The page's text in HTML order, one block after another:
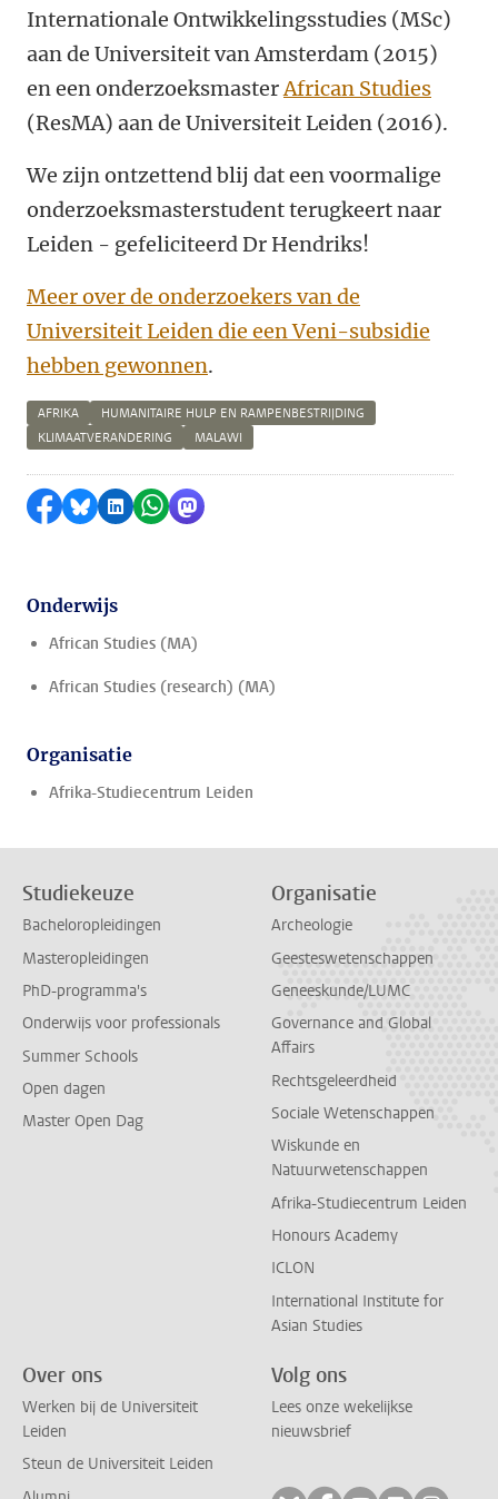
Internationale Ontwikkelingsstudies (MSc)
aan de Universiteit van Amsterdam (2015)
en een onderzoeksmasterAfrican Studies
(ResMA) aan de Universiteit Leiden (2016).
We zijn ontzettend blij dat een voormalige
onderzoeksmasterstudent terugkeert naar
Leiden - gefeliciteerd Dr Hendriks!
Meer over de onderzoekers van de
Universiteit Leiden die een Veni-subsidie
hebben gewonnen.
AFRIKA
HUMANITAIRE HULP EN RAMPENBESTRIJDING
KLIMAATVERANDERING
MALAWI
Delen op Facebook
Delen via Bluesky
Delen op LinkedIn
Delen via WhatsApp
Delen via Mastodon
Onderwijs
African Studies (MA)
African Studies (research) (MA)
Organisatie
Afrika-Studiecentrum Leiden
Studiekeuze
Bacheloropleidingen
Masteropleidingen
PhD-programma's
Onderwijs voor professionals
Summer Schools
Open dagen
Master Open Dag
Organisatie
Archeologie
Geesteswetenschappen
Geneeskunde/LUMC
Governance and Global
Affairs
Rechtsgeleerdheid
Sociale Wetenschappen
Wiskunde en
Natuurwetenschappen
Afrika-Studiecentrum Leiden
Honours Academy
ICLON
International Institute for
Asian Studies
Over ons
Werken bij de Universiteit
Leiden
Steun de Universiteit Leiden
Volg ons
Lees onze wekelijkse
nieuwsbrief